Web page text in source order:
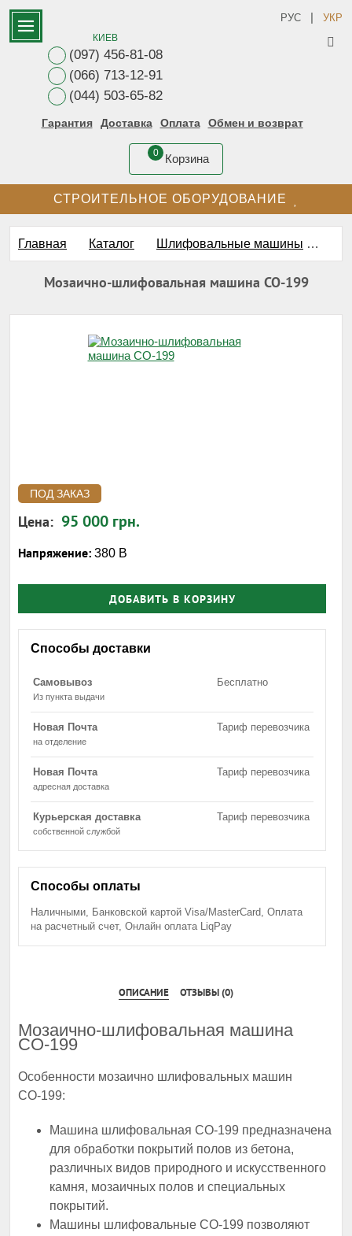
КИЕВ
(097) 456-81-08
(066) 713-12-91
(044) 503-65-82
Гарантия Доставка Оплата Обмен и возврат
0 Корзина
РУС | УКР
СТРОИТЕЛЬНОЕ ОБОРУДОВАНИЕ
Главная Каталог Шлифовальные машины
Мозаично-шлифовальная машина СО-199
ПОД ЗАКАЗ
Цена: 95 000 грн.
Напряжение: 380 В
ДОБАВИТЬ В КОРЗИНУ
Способы доставки
Самовывоз
Из пункта выдачи
Бесплатно
Новая Почта
на отделение
Тариф перевозчика
Новая Почта
адресная доставка
Тариф перевозчика
Курьерская доставка
собственной службой
Тариф перевозчика
Способы оплаты
Наличными, Банковской картой Visa/MasterCard, Оплата
на расчетный счет, Онлайн оплата LiqPay
ОПИСАНИЕ ОТЗЫВЫ (0)
Мозаично-шлифовальная машина
СО-199
Особенности мозаично шлифовальных машин
СО-199:
Машина шлифовальная СО-199 предназначена
для обработки покрытий полов из бетона,
различных видов природного и искусственного
камня, мозаичных полов и специальных
покрытий.
Машины шлифовальные СО-199 позволяют